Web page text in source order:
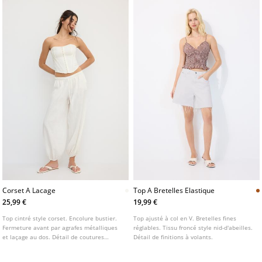
Corset A Lacage
25,99 €
Top cintré style corset. Encolure bustier.
Fermeture avant par agrafes métalliques
et laçage au dos. Détail de coutures
Top A Bretelles Elastique
19,99 €
Top ajusté à col en V. Bretelles fines
réglables. Tissu froncé style nid-d'abeilles.
Détail de finitions à volants.